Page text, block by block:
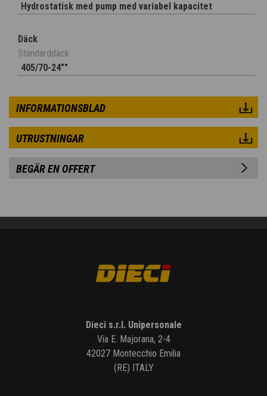
Hydrostatisk med pump med variabel kapacitet
Däck
Standarddäck
405/70-24""
INFORMATIONSBLAD
UTRUSTNINGAR
BEGÄR EN OFFERT
Dieci s.r.l. Unipersonale
Via E. Majorana, 2-4
42027 Montecchio Emilia
(RE) ITALY